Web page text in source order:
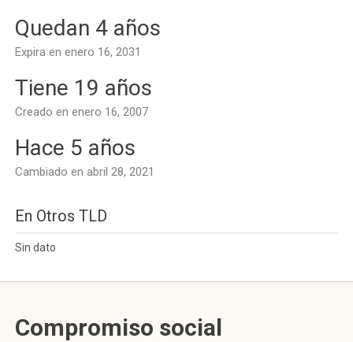
Quedan 4 años
Expira en enero 16, 2031
Tiene 19 años
Creado en enero 16, 2007
Hace 5 años
Cambiado en abril 28, 2021
En Otros TLD
Sin dato
Compromiso social